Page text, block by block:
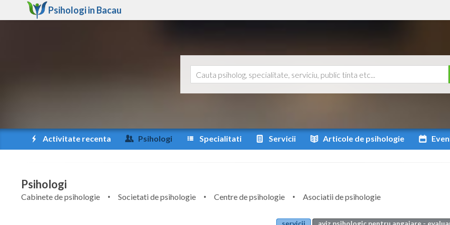
Psihologi in Bacau
Activitate recenta Psihologi Specialitati Servicii Articole de psihologie
Psihologi
Cabinete de psihologie Societati de psihologie Centre de psihologie
Asociatii de psihologie
servicii
aviz psihologic pentru angajare -